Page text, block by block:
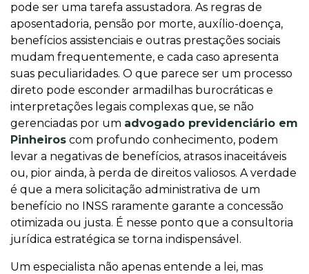
pode ser uma tarefa assustadora. As regras de
aposentadoria, pensão por morte, auxílio-doença,
benefícios assistenciais e outras prestações sociais
mudam frequentemente, e cada caso apresenta
suas peculiaridades. O que parece ser um processo
direto pode esconder armadilhas burocráticas e
interpretações legais complexas que, se não
gerenciadas por um advogado previdenciário em
Pinheiros com profundo conhecimento, podem
levar a negativas de benefícios, atrasos inaceitáveis
ou, pior ainda, à perda de direitos valiosos. A verdade
é que a mera solicitação administrativa de um
benefício no INSS raramente garante a concessão
otimizada ou justa. É nesse ponto que a consultoria
jurídica estratégica se torna indispensável.
Um especialista não apenas entende a lei, mas